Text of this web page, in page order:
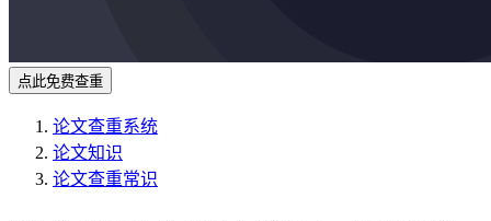
点此免费查重
论文查重系统
论文知识
论文查重常识